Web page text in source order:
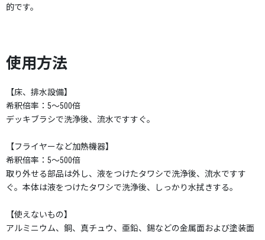
的です。
使用方法
【床、排水設備】
希釈倍率：5～500倍
デッキブラシで洗浄後、流水ですすぐ。
【フライヤーなど加熱機器】
希釈倍率：5～500倍
取り外せる部品は外し、液をつけたタワシで洗浄後、流水ですす
ぐ。本体は液をつけたタワシで洗浄後、しっかり水拭きする。
【使えないもの】
アルミニウム、銅、真チュウ、亜鉛、錫などの金属面および塗装面